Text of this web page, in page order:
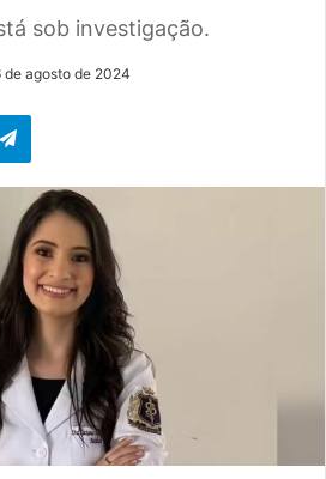
sob investigação.
de agosto de 2024
Telegram